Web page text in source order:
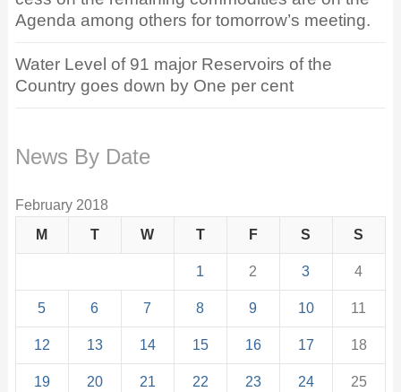
Agenda among others for tomorrow’s meeting.
Water Level of 91 major Reservoirs of the
Country goes down by One per cent
News By Date
February 2018
M
T W T F S S
1 2 3 4
5 6 7 8 9 10 11
12 13 14 15 16 17 18
19 20 21 22 23 24 25